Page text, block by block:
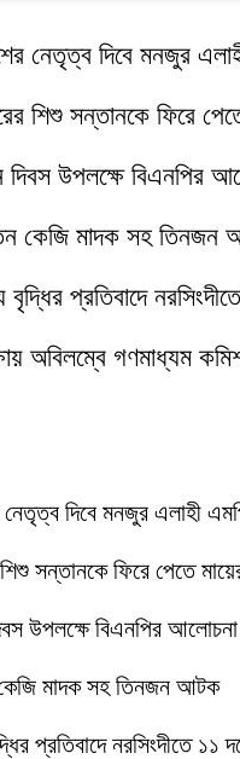
নেতৃত্ব দিবে মনজুর
শিশু সন্তানকে ফিরে
উপলক্ষে বিএনপির
কেজি মাদক সহ তিনজন
প্রতিবাদে
অবিলম্বে গণমাধ্যম
নেতৃত্ব দিবে মনজুর এলাহী
সন্তানকে ফিরে পেতে
উপলক্ষে বিএনপির
মাদক সহ তিনজন আটক
প্রতিবাদে নরসিংদীতে ১১